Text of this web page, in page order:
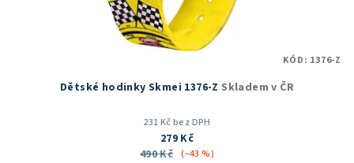
Dětské hodinky Skmei 1376-Z Skladem v ČR
231 Kč bez DPH
279 Kč
490 Kč (–43 %)
KÓD: 1376-Z